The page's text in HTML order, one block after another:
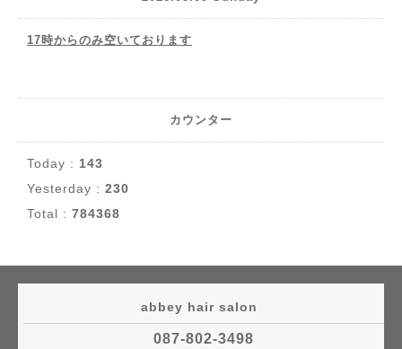
17時からのみ空いております
カウンター
Today : 143
Yesterday : 230
Total : 784368
abbey hair salon
087-802-3498